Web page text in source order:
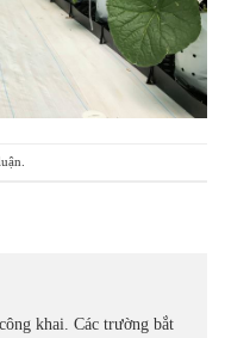
khai. Các trường bắt